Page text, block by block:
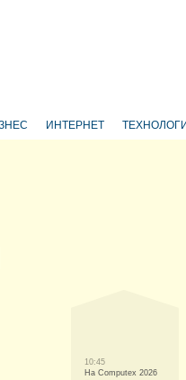
ИНТЕРНЕТ
10:45
На Computex 2026